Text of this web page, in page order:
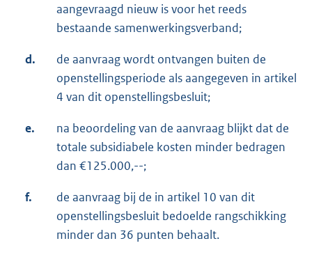
aangevraagd nieuw is voor het reeds
bestaande samenwerkingsverband;
d.
de aanvraag wordt ontvangen buiten de
openstellingsperiode als aangegeven in artikel
4 van dit openstellingsbesluit;
e.
na beoordeling van de aanvraag blijkt dat de
totale subsidiabele kosten minder bedragen
dan €125.000,--;
f.
de aanvraag bij de in artikel 10 van dit
openstellingsbesluit bedoelde rangschikking
minder dan 36 punten behaalt.